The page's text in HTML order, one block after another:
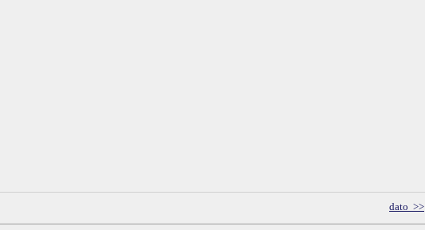
dato >>